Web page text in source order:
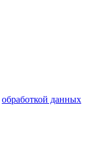
обработкой данных